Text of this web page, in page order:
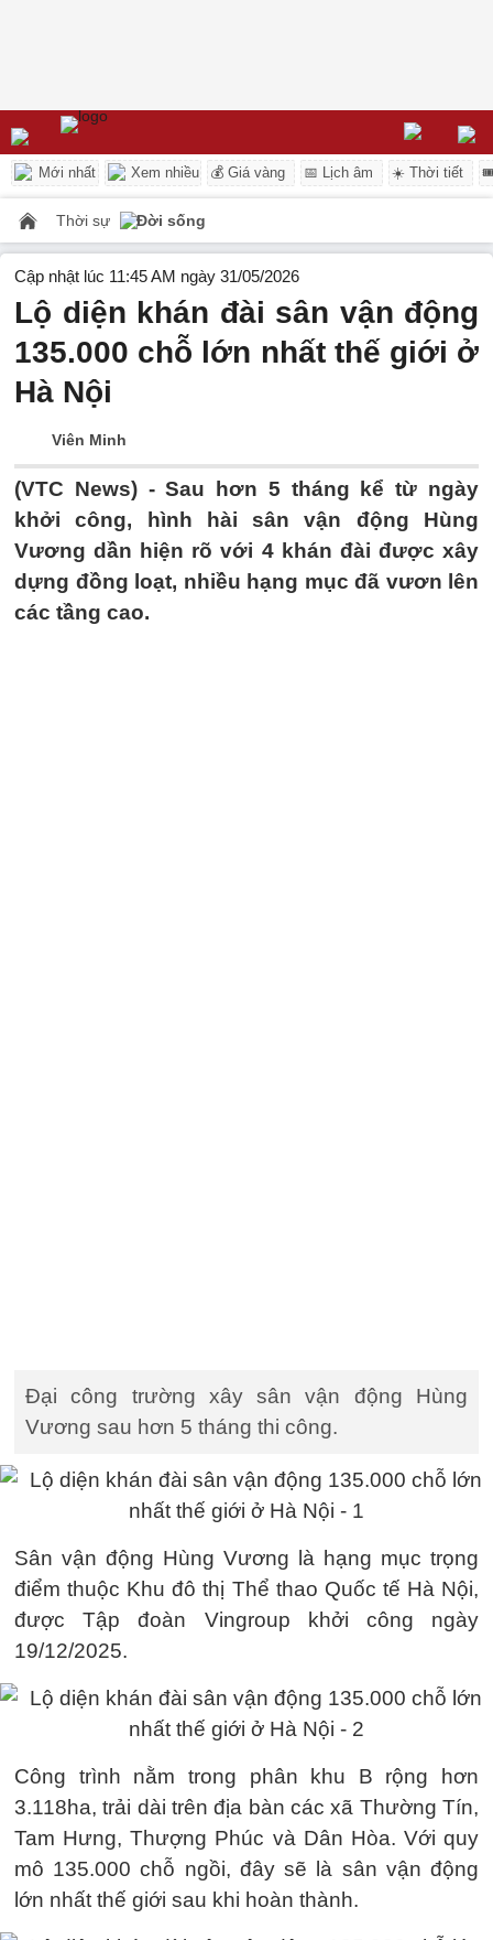
Mới nhất Xem nhiều 💰 Giá vàng 📅 Lịch âm ☀️ Thời tiết
Thời sự Đời sống
Cập nhật lúc 11:45 AM ngày 31/05/2026
Lộ diện khán đài sân vận động
135.000 chỗ lớn nhất thế giới ở
Hà Nội
Viên Minh
(VTC News) -Sau hơn 5 tháng kể từ ngày
khởi công, hình hài sân vận động Hùng
Vương dần hiện rõ với 4 khán đài được xây
dựng đồng loạt, nhiều hạng mục đã vươn lên
các tầng cao.
Đại công trường xây sân vận động Hùng
Vương sau hơn 5 tháng thi công.
Sân vận động Hùng Vương là hạng mục trọng
điểm thuộc Khu đô thị Thể thao Quốc tế Hà Nội,
được Tập đoàn Vingroup khởi công ngày
19/12/2025.
Công trình nằm trong phân khu B rộng hơn
3.118ha, trải dài trên địa bàn các xã Thường Tín,
Tam Hưng, Thượng Phúc và Dân Hòa. Với quy
mô 135.000 chỗ ngồi, đây sẽ là sân vận động
lớn nhất thế giới sau khi hoàn thành.